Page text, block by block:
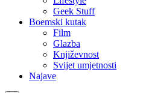
Geek Stuff
Boemski kutak
Film
Glazba
Književnost
Svijet umjetnosti
Najave